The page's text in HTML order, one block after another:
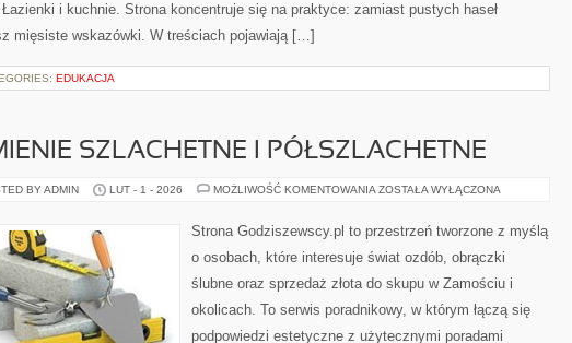
i kuchnie. Strona koncentruje się na praktyce: zamiast pustych haseł
mięsiste wskazówki. W treściach pojawiają […]
EDUKACJA
SZLACHETNE I PÓŁSZLACHETNE
BY ADMIN LUT - 1 - 2026 MOŻLIWOŚĆ KOMENTOWANIA KAMIENIE
PÓŁSZLACHETNE
ZOSTAŁA WYŁĄCZONA
Strona Godziszewscy.pl to przestrzeń tworzone z myślą
o osobach, które interesuje świat ozdób, obrączki
ślubne oraz sprzedaż złota do skupu w Zamościu i
okolicach. To serwis poradnikowy, w którym łączą się
podpowiedzi estetyczne z użytecznymi poradami